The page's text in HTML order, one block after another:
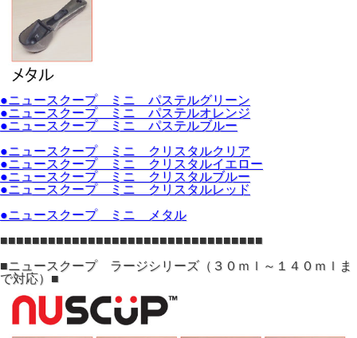
●ニュースクープ ミニ パステルグリーン
●ニュースクープ ミニ パステルオレンジ
●ニュースクープ ミニ パステルブルー
●ニュースクープ ミニ クリスタルクリア
●ニュースクープ ミニ クリスタルイエロー
●ニュースクープ ミニ クリスタルブルー
●ニュースクープ ミニ クリスタルレッド
●ニュースクープ ミニ メタル
■■■■■■■■■■■■■■■■■■■■■■■■■■■■■■■■■
■ニュースクープ ラージシリーズ（３０ｍｌ～１４０ｍｌま
で対応）■